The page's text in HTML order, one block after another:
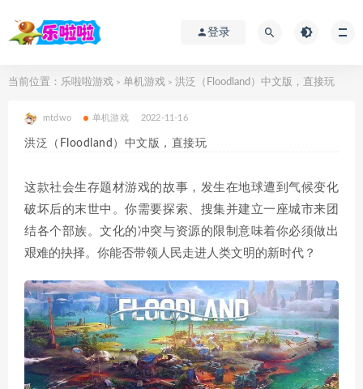
登录
当前位置： 乐啦啦游戏 > 单机游戏 > 洪泛（Floodland）中文版，直接玩
mtdwo 单机游戏 2022-11-16
洪泛（Floodland）中文版，直接玩
这款社会生存题材游戏的故事，发生在地球遭到气候变化
破坏后的末世中。你需要探索、搜集并建立一座城市来团
结各个部族。文化的冲突与资源的限制意味着你必须做出
艰难的抉择。你能否带领人民走进人类文明的新时代？